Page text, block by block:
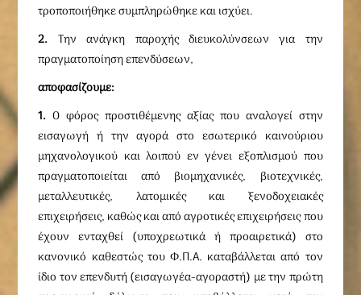
τροποποιήθηκε συμπληρώθηκε και ισχύει.
2. Την ανάγκη παροχής διευκολύνσεων για την
πραγματοποίηση επενδύσεων,
αποφασίζουμε:
1.Ο φόρος προστιθέμενης αξίας που αναλογεί στην
εισαγωγή ή την αγορά στο εσωτερικό καινούριου
μηχανολογικού και λοιπού εν γένει εξοπλισμού που
πραγματοποιείται από βιομηχανικές, βιοτεχνικές,
μεταλλευτικές, λατομικές και ξενοδοχειακές
επιχειρήσεις, καθώς και από αγροτικές επιχειρήσεις που
έχουν ενταχθεί (υποχρεωτικά ή προαιρετικά) στο
κανονικό καθεστώς του Φ.Π.Α. καταβάλλεται από τον
ίδιο τον επενδυτή (εισαγωγέα-αγοραστή) με την πρώτη